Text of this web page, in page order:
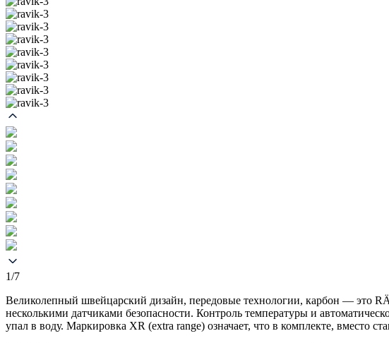
1/7
Великолепный швейцарский дизайн, передовые технологии, карбон — это
несколькими датчиками безопасности. Контроль температуры и
упал в воду. Маркировка XR (extra range) означает, что в комплекте, вместо